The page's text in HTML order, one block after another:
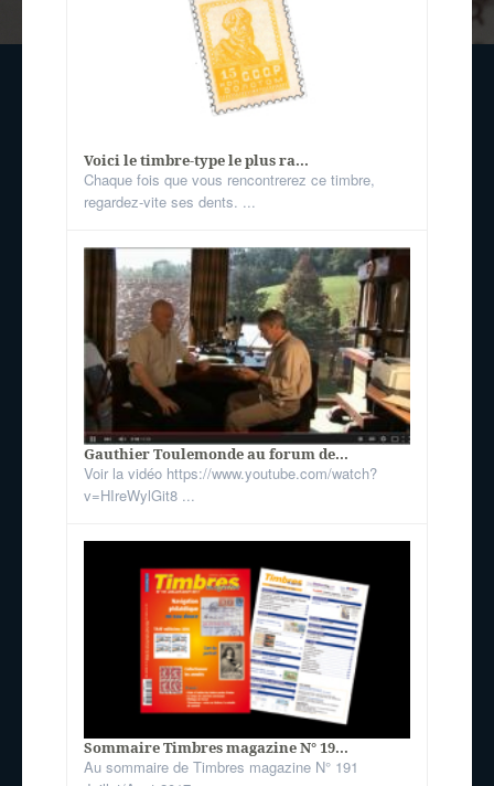
Voici le timbre-type le plus ra...
Chaque fois que vous rencontrerez ce timbre,
regardez-vite ses dents. ...
Gauthier Toulemonde au forum de...
Voir la vidéo https://www.youtube.com/watch?
v=HIreWylGit8 ...
Sommaire Timbres magazine N° 19...
Au sommaire de Timbres magazine N° 191